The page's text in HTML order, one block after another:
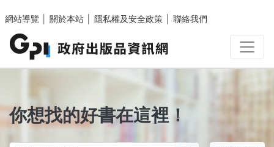
網站導覽
關於本站 隱私權及安全政策 聯絡我們
你想找的好書在這裡！